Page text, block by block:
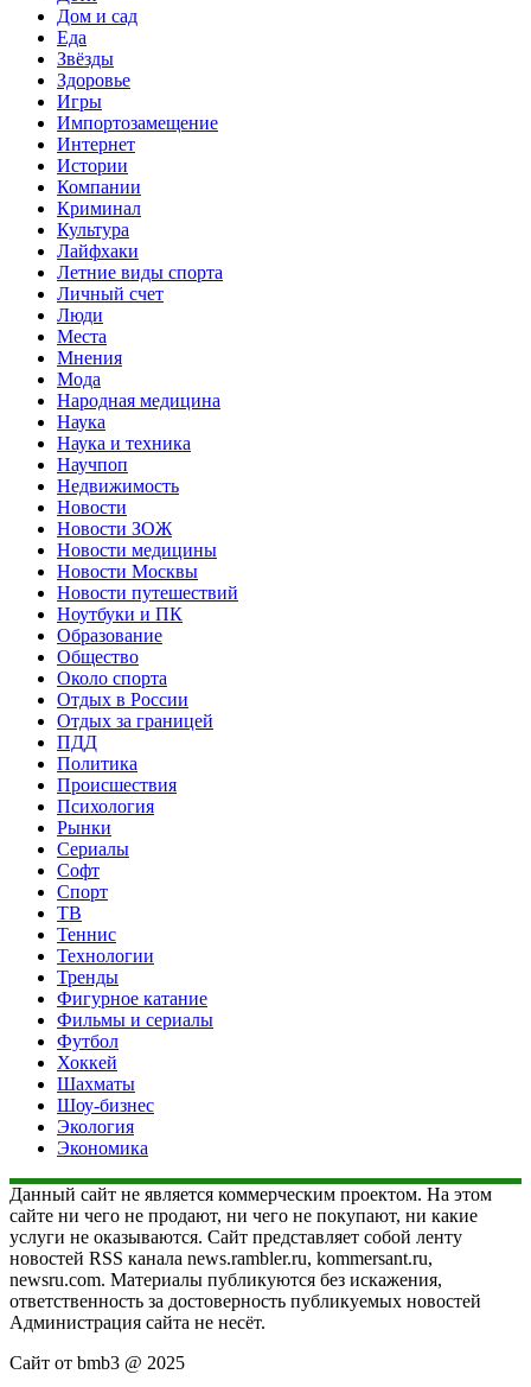
Дом и сад
Еда
Звёзды
Здоровье
Игры
Импортозамещение
Интернет
Истории
Компании
Криминал
Культура
Лайфхаки
Летние виды спорта
Личный счет
Люди
Места
Мнения
Мода
Народная медицина
Наука
Наука и техника
Научпоп
Недвижимость
Новости
Новости ЗОЖ
Новости медицины
Новости Москвы
Новости путешествий
Ноутбуки и ПК
Образование
Общество
Около спорта
Отдых в России
Отдых за границей
ПДД
Политика
Происшествия
Психология
Рынки
Сериалы
Софт
Спорт
ТВ
Теннис
Технологии
Тренды
Фигурное катание
Фильмы и сериалы
Футбол
Хоккей
Шахматы
Шоу-бизнес
Экология
Экономика
Данный сайт не является коммерческим проектом. На этом
сайте ни чего не продают, ни чего не покупают, ни какие
услуги не оказываются. Сайт представляет собой ленту
новостей RSS канала news.rambler.ru, kommersant.ru,
newsru.com. Материалы публикуются без искажения,
ответственность за достоверность публикуемых новостей
Администрация сайта не несёт.
Сайт от bmb3 @ 2025